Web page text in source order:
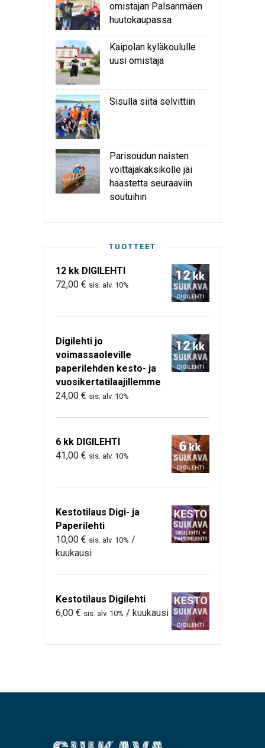
omistajan Palsanmäen
huutokaupassa
Kaipolan kyläkoululle
uusi omistaja
Sisulla siitä selvittiin
Parisoudun naisten
voittajakaksikolle jäi
haastetta seuraaviin
soutuihin
TUOTTEET
12 kk DIGILEHTI
72,00 € sis. alv. 10%
Digilehti jo
voimassaoleville
paperilehden kesto- ja
vuosikertatilaajillemme
24,00 € sis. alv. 10%
6 kk DIGILEHTI
41,00 € sis. alv. 10%
Kestotilaus Digi- ja
Paperilehti
10,00 € sis. alv. 10% /
kuukausi
Kestotilaus Digilehti
6,00 € sis. alv. 10% / kuukausi